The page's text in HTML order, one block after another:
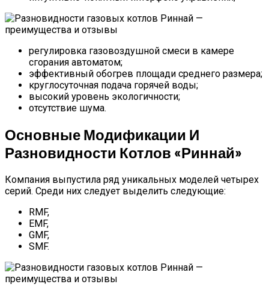
регулировка газовоздушной смеси в камере
сгорания автоматом;
эффективный обогрев площади среднего размера;
круглосуточная подача горячей воды;
высокий уровень экологичности;
отсутствие шума.
Основные Модификации И
Разновидности Котлов «Риннай»
Компания выпустила ряд уникальных моделей четырех
серий. Среди них следует выделить следующие:
RMF,
EMF,
GMF,
SMF.